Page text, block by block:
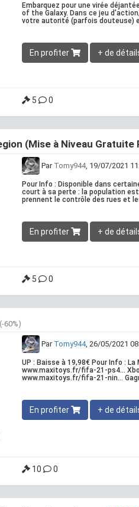
Embarquez pour une virée
of the Galaxy. Dans ce jeu
votre autorité (parfois douteuse)
En profiter + de
5 0
(Mise à Niveau Gratuite
Par Tomy944, 19/07/2021
Pour Info : Disponible dans
court à sa perte : la population
prennent le contrôle des rues et
En profiter + de
5 0
(-60%)
Par Tomy944, 26/05/2021
UP : Baisse à 19,98€ Pour Info :
www.maxitoys.fr/fifa-21-ps4...
www.maxitoys.fr/fifa-21-nin...
En profiter + de
10 0